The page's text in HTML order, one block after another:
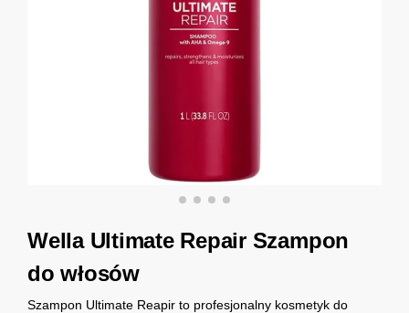
Wella Ultimate Repair Szampon
do włosów
Szampon Ultimate Reapir to profesjonalny kosmetyk do